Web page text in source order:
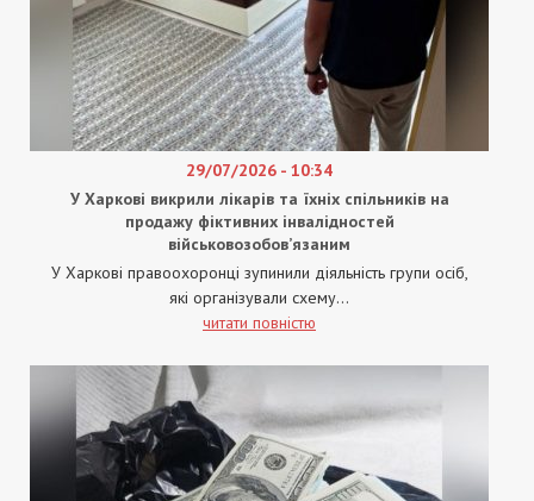
29/07/2026 - 10:34
У Харкові викрили лікарів та їхніх спільників на
продажу фіктивних інвалідностей
військовозобов’язаним
У Харкові правоохоронці зупинили діяльність групи осіб,
які організували схему...
читати повністю